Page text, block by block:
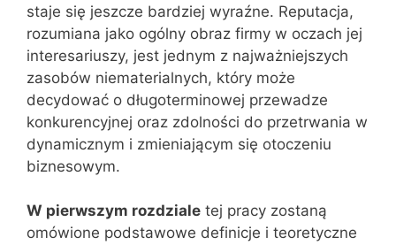
staje się jeszcze bardziej wyraźne. Reputacja,
rozumiana jako ogólny obraz firmy w oczach jej
interesariuszy, jest jednym z najważniejszych
zasobów niematerialnych, który może
decydować o długoterminowej przewadze
konkurencyjnej oraz zdolności do przetrwania w
dynamicznym i zmieniającym się otoczeniu
biznesowym.
W pierwszym rozdziale tej pracy zostaną
omówione podstawowe definicje i teoretyczne